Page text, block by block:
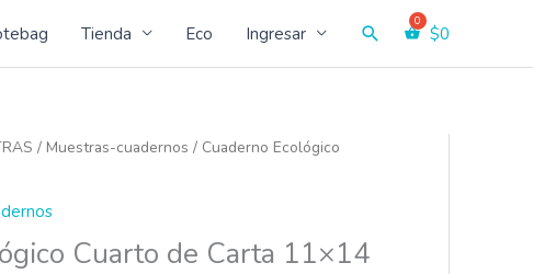
Tienda Eco Ingresar Buscar $0
/ Muestras-cuadernos / Cuaderno Ecológico
Cuarto de Carta 11×14